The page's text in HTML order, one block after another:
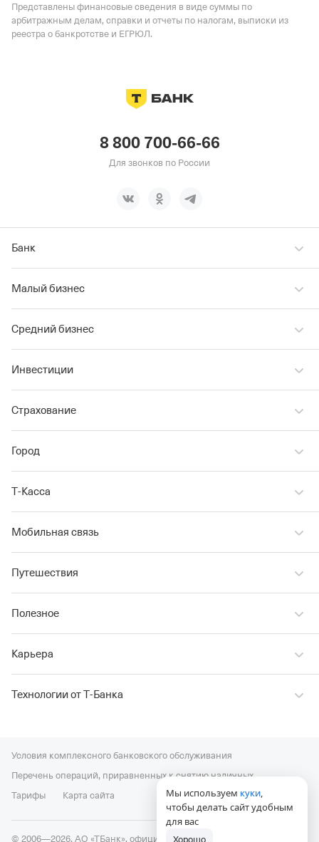
Представлены финансовые сведения в виде суммы по
арбитражным делам, справки и отчеты по налогам, выписки из
реестра о банкротстве и ЕГРЮЛ.
8 800 700-66-66
Для звонков по России
Банк
Малый бизнес
Средний бизнес
Инвестиции
Страхование
Город
Т‑Касса
Мобильная связь
Путешествия
Полезное
Карьера
Технологии от Т‑Банка
Условия комплексного банковского обслуживания
Перечень операций, приравненных к снятию наличных
Тарифы
Карта сайта
© 2006—2026, АО «ТБанк», официальный сайт,
Мы используем куки,
чтобы делать сайт удобным
для вас
Хорошо